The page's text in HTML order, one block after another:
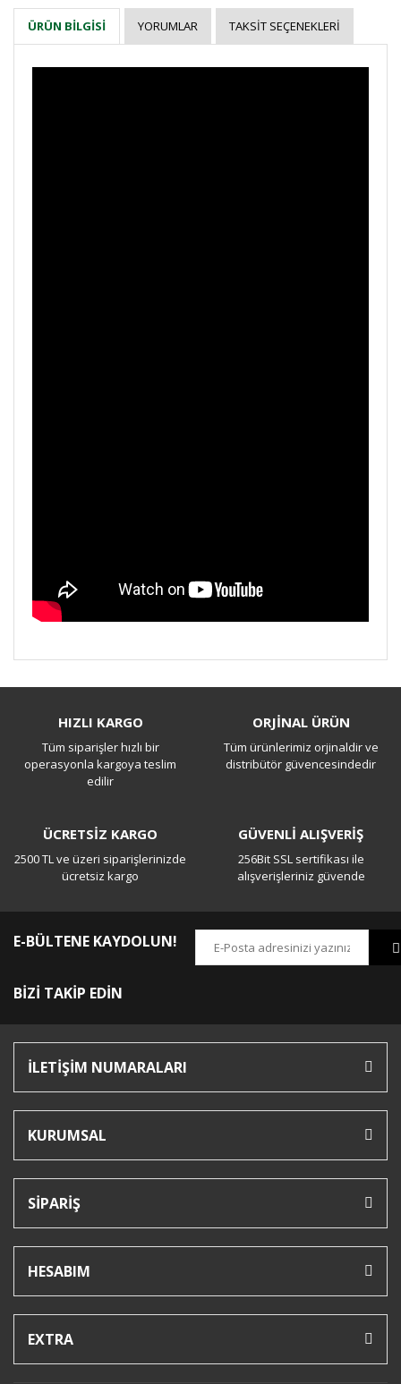
ÜRÜN BILGISI YORUMLAR TAKSIT SEÇENEKLERI
Yorum Yaz
HIZLI KARGO
Tüm siparişler hızlı bir
operasyonla kargoya teslim
edilir
ORJİNAL ÜRÜN
Tüm ürünlerimiz orjinaldir ve
distribütör güvencesindedir
ÜCRETSİZ KARGO
2500 TL ve üzeri siparişlerinizde
ücretsiz kargo
GÜVENLİ ALIŞVERİŞ
256Bit SSL sertifikası ile
alışverişleriniz güvende
E-BÜLTENE KAYDOLUN!
BİZİ TAKİP EDİN
İLETİŞİM NUMARALARI
KURUMSAL
SİPARİŞ
HESABIM
EXTRA